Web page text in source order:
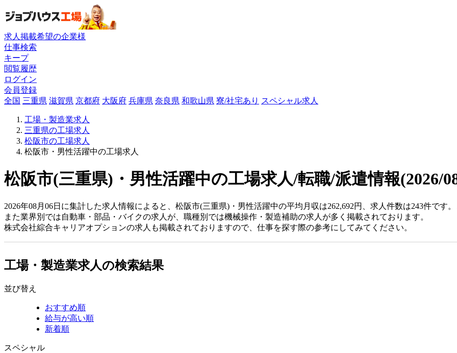
求人掲載希望の企業様
仕事検索
キープ
閲覧履歴
ログイン
会員登録
全国 三重県 滋賀県 京都府 大阪府 兵庫県 奈良県 和歌山県 寮/社宅あり スペシャル求人
工場・製造業求人
三重県の工場求人
松阪市の工場求人
松阪市・男性活躍中の工場求人
松阪市(三重県)・男性活躍中の工場求人/転職/派遣情報(2026/
2026年08月06日に集計した求人情報によると、松阪市(三重県)・男性活躍中の平均月収は262,692円、求人件数は243件です
また業界別では自動車・部品・バイクの求人が、職種別では機械操作・製造補助の求人が多く掲載されております。
株式会社綜合キャリアオプションの求人も掲載されておりますので、仕事を探す際の参考にしてみてください。
工場・製造業求人の検索結果
並び替え
おすすめ順
給与が高い順
新着順
スペシャル